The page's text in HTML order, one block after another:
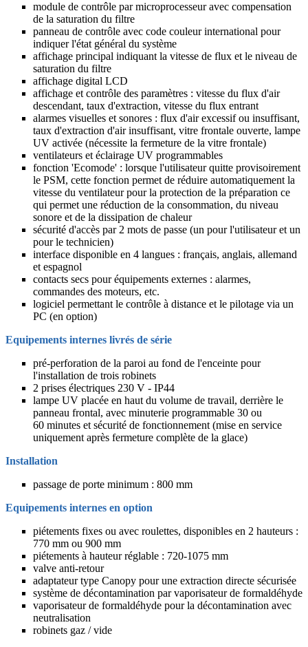
module de contrôle par microprocesseur avec compensation
de la saturation du filtre
panneau de contrôle avec code couleur international pour
indiquer l'état général du système
affichage principal indiquant la vitesse de flux et le niveau de
saturation du filtre
affichage digital LCD
affichage et contrôle des paramètres : vitesse du flux d'air
descendant, taux d'extraction, vitesse du flux entrant
alarmes visuelles et sonores : flux d'air excessif ou insuffisant,
taux d'extraction d'air insuffisant, vitre frontale ouverte, lampe
UV activée (nécessite la fermeture de la vitre frontale)
ventilateurs et éclairage UV programmables
fonction 'Ecomode' : lorsque l'utilisateur quitte provisoirement
le PSM, cette fonction permet de réduire automatiquement la
vitesse du ventilateur pour la protection de la préparation ce
qui permet une réduction de la consommation, du niveau
sonore et de la dissipation de chaleur
sécurité d'accès par 2 mots de passe (un pour l'utilisateur et un
pour le technicien)
interface disponible en 4 langues : français, anglais, allemand
et espagnol
contacts secs pour équipements externes : alarmes,
commandes des moteurs, etc.
logiciel permettant le contrôle à distance et le pilotage via un
PC (en option)
Equipements internes livrés de série
pré-perforation de la paroi au fond de l'enceinte pour
l'installation de trois robinets
2 prises électriques 230 V - IP44
lampe UV placée en haut du volume de travail, derrière le
panneau frontal, avec minuterie programmable 30 ou
60 minutes et sécurité de fonctionnement (mise en service
uniquement après fermeture complète de la glace)
Installation
passage de porte minimum : 800 mm
Equipements internes en option
piétements fixes ou avec roulettes, disponibles en 2 hauteurs :
770 mm ou 900 mm
piétements à hauteur réglable : 720-1075 mm
valve anti-retour
adaptateur type Canopy pour une extraction directe sécurisée
système de décontamination par vaporisateur de formaldéhyde
vaporisateur de formaldéhyde pour la décontamination avec
neutralisation
robinets gaz / vide